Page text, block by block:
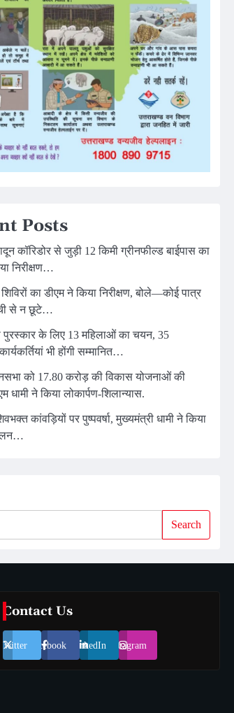
Posts
कॉरिडोर से जुड़ी 12 किमी ग्रीनफील्ड बाईपास का
निरीक्षण…
का डीएम ने किया निरीक्षण, बोले—कोई पात्र
से न छूटे…
पुरस्कार के लिए 13 महिलाओं का चयन, 35
भी होंगी सम्मानित…
को 17.80 करोड़ की विकास योजनाओं की
धामी ने किया लोकार्पण-शिलान्यास.
कांवड़ियों पर पुष्पवर्षा, मुख्यमंत्री धामी ने किया
Search
Contact Us
Twitter Facebook LinkedIn Instagram